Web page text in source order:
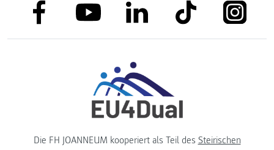
link to facebooklink to youtubelink to linkedinlink to tiktok
Die FH JOANNEUM kooperiert als Teil des Steirischen